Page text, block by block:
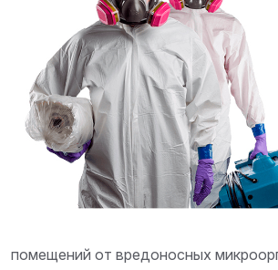
помещений от вредоносных